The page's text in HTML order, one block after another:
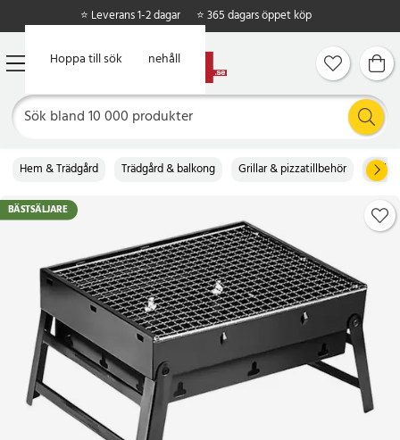
Hoppa till huvudinnehåll
Hoppa till sök
⭐ Leverans 1-2 dagar ⭐ 365 dagars öppet köp
Hem & Trädgård Trädgård & balkong Grillar & pizzatillbehör Grillar
BÄSTSÄLJARE